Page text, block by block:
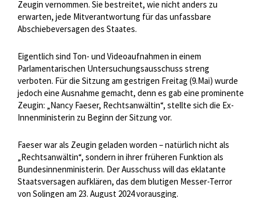
Zeugin vernommen. Sie bestreitet, wie nicht anders zu
erwarten, jede Mitverantwortung für das unfassbare
Abschiebeversagen des Staates.
Eigentlich sind Ton- und Videoaufnahmen in einem
Parlamentarischen Untersuchungsausschuss streng
verboten. Für die Sitzung am gestrigen Freitag (9.Mai) wurde
jedoch eine Ausnahme gemacht, denn es gab eine prominente
Zeugin: „Nancy Faeser, Rechtsanwältin“, stellte sich die Ex-
Innenministerin zu Beginn der Sitzung vor.
Faeser war als Zeugin geladen worden – natürlich nicht als
„Rechtsanwältin“, sondern in ihrer früheren Funktion als
Bundesinnenministerin. Der Ausschuss will das eklatante
Staatsversagen aufklären, das dem blutigen Messer-Terror
von Solingen am 23. August 2024 vorausging.